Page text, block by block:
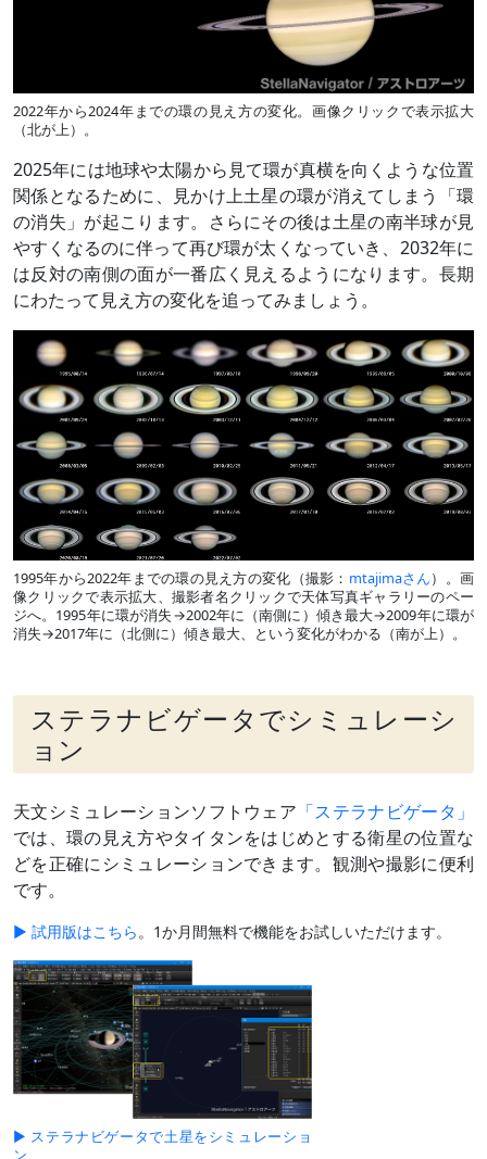
2022年から2024年までの環の見え方の変化。画像クリックで表示拡大
（北が上）。
2025年には地球や太陽から見て環が真横を向くような位置
関係となるために、見かけ上土星の環が消えてしまう「環
の消失」が起こります。さらにその後は土星の南半球が見
やすくなるのに伴って再び環が太くなっていき、2032年に
は反対の南側の面が一番広く見えるようになります。長期
にわたって見え方の変化を追ってみましょう。
1995年から2022年までの環の見え方の変化（撮影： mtajimaさん）。画
像クリックで表示拡大、撮影者名クリックで天体写真ギャラリーのペー
ジへ。1995年に環が消失→2002年に（南側に）傾き最大→2009年に環が
消失→2017年に（北側に）傾き最大、という変化がわかる（南が上）。
ステラナビゲータでシミュレーシ
ョン
天文シミュレーションソフトウェア 「ステラナビゲータ」
では、環の見え方やタイタンをはじめとする衛星の位置な
どを正確にシミュレーションできます。観測や撮影に便利
です。
▶ 試用版はこちら 。1か月間無料で機能をお試しいただけます。
▶ ステラナビゲータで土星をシミュレーショ
ン